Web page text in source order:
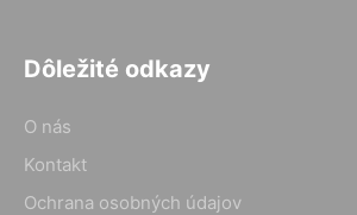
Dôležité odkazy
O nás
Kontakt
Ochrana osobných údajov